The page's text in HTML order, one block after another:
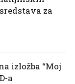
za
izložba “Moj
a